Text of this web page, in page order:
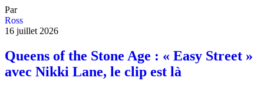
Par
Ross
16 juillet 2026
Queens of the Stone Age : « Easy Street »
avec Nikki Lane, le clip est là